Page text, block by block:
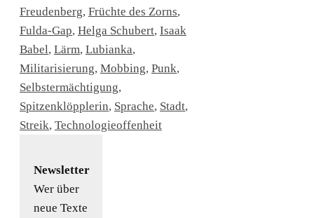
Freudenberg, Früchte des Zorns,
Fulda-Gap, Helga Schubert, Isaak
Babel, Lärm, Lubianka,
Militarisierung, Mobbing, Punk,
Selbstermächtigung,
Spitzenklöpplerin, Sprache, Stadt,
Streik, Technologieoffenheit
Newsletter
Wer über
neue Texte